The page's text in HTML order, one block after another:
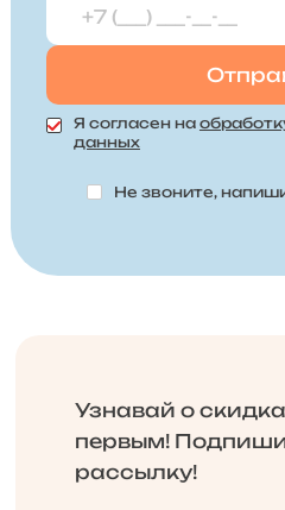
Я согласен на
данных
Не звоните,
Узнавай о
первым!
рассылку!